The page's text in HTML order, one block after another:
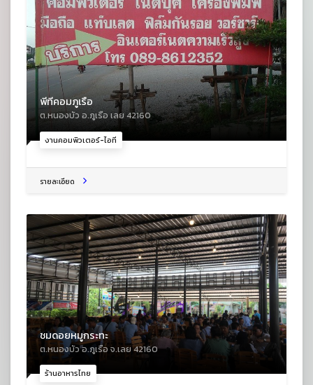
งานคอมพิวเตอร์-ไอที
พีทีคอมภูเรือ
ต.หนองบัว อ.ภูเรือ เลย 42160
รายละเอียด
ร้านอาหารไทย
ชมดอยหมูกระทะ
ต.หนองบัว อ.ภูเรือ จ.เลย 42160